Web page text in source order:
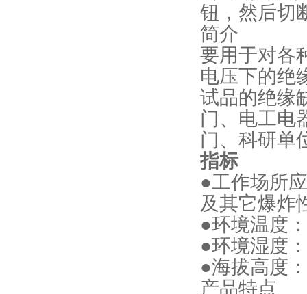
钮，然后切
简介
要用于对各
电压下的绝
试品的绝缘
门、电工电
门、科研单
指标
●工作场所
及其它爆炸
●环境温度
●环境湿度
●海拔高度
产品特点